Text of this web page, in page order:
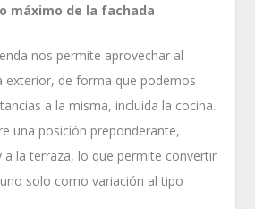
máximo de la fachada
nos permite aprovechar al
exterior, de forma que podemos
a la misma, incluida la cocina.
una posición preponderante,
a la terraza, lo que permite convertir
solo como variación al tipo